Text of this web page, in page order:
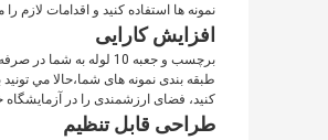
نمونه ها استفاده کنید و اقدامات لازم را
افزایش کارایی
برچسب و جعبه 10
طبقه بندی نمونه های شما،حالا مي
کنید، فضای ارزشمندی را در آزمایشگاه
طراحی قابل تنظیم